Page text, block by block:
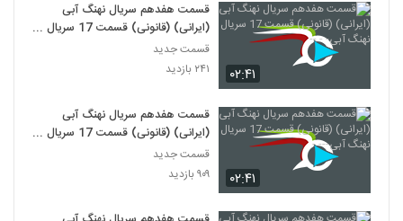
۰۲:۴۱
قسمت هفدهم سریال نهنگ آبی
(ایرانی) (قانونی) قسمت 17 سریال
نهنگ آبی- - --
قسمت جدید
۲۴۱ بازدید
۰۲:۴۱
قسمت هفدهم سریال نهنگ آبی
(ایرانی) (قانونی) قسمت 17 سریال
نهنگ آبی--- -
قسمت جدید
۹۰۹ بازدید